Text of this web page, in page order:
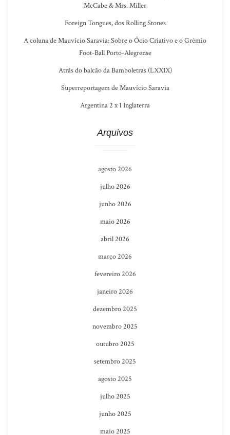
McCabe & Mrs. Miller
Foreign Tongues, dos Rolling Stones
A coluna de Mauvício Saravia: Sobre o Ócio Criativo e o Grêmio
Foot-Ball Porto-Alegrense
Atrás do balcão da Bamboletras (LXXIX)
Superreportagem de Mauvício Saravia
Argentina 2 x 1 Inglaterra
Arquivos
agosto 2026
julho 2026
junho 2026
maio 2026
abril 2026
março 2026
fevereiro 2026
janeiro 2026
dezembro 2025
novembro 2025
outubro 2025
setembro 2025
agosto 2025
julho 2025
junho 2025
maio 2025